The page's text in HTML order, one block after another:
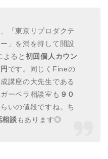
「東京リプロダクテ
」を満を持して開設
よると 初回個人カウン
です。同じくFineの
講座の大先生である
ーベラ相談室も ９０
らいの値段ですね。ち
相談もあります◎